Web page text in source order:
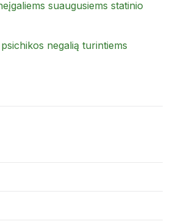
suaugusiems statinio
negalią turintiems